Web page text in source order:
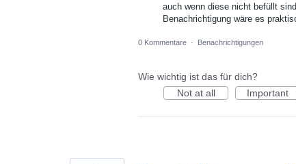
auch wenn diese nicht befüllt
Benachrichtigung wäre es
0 Kommentare · Benachrichtigungen
Wie wichtig ist das für dich?
Not at all
Important